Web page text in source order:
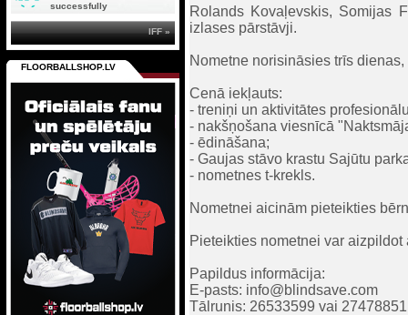
Rolands Kovaļevskis, Somijas
izlases pārstāvji.
Nometne norisināsies trīs
Cenā iekļauts:
- treniņi un aktivitātes
- nakšņošana viesnīcā
- ēdināšana;
- Gaujas stāvo krastu Sajūtu
- nometnes t-krekls.
Nometnei aicinām pieteikties
Pieteikties nometnei var
Papildus informācija:
E-pasts: info@blindsave.com
Tālrunis: 26533599 vai 27478851
successfully
IFF »
FLOORBALLSHOP.LV